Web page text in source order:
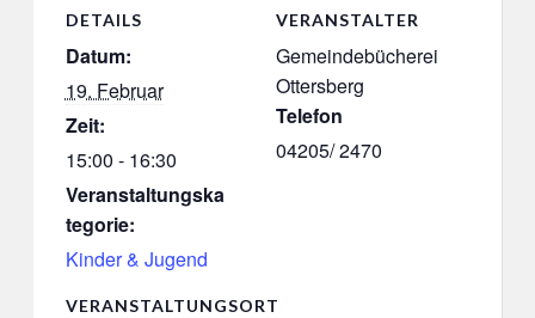
DETAILS
Datum:
19. Februar
Zeit:
15:00 - 16:30
Veranstaltungska
tegorie:
Kinder & Jugend
VERANSTALTUNGSORT
VERANSTALTER
Gemeindebücherei
Ottersberg
Telefon
04205/ 2470